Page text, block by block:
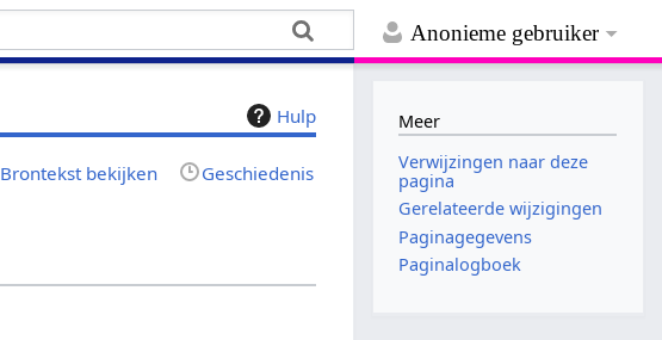
Anonieme gebruiker
Hulp
Brontekst bekijken Geschiedenis
Meer
Verwijzingen naar deze
pagina
Gerelateerde wijzigingen
Paginagegevens
Paginalogboek